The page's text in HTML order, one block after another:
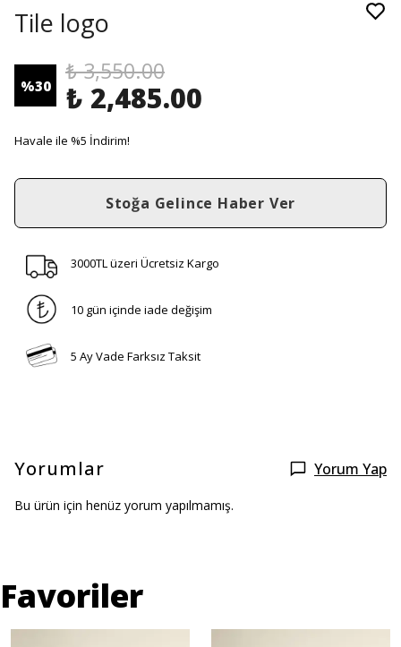
Tile logo
%30
₺ 3,550.00
₺ 2,485.00
Havale ile %5 İndirim!
Stoğa Gelince Haber Ver
3000TL üzeri Ücretsiz Kargo
10 gün içinde iade değişim
5 Ay Vade Farksız Taksit
Yorumlar Yorum Yap
Bu ürün için henüz yorum yapılmamış.
Favoriler